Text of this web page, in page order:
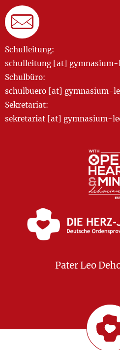
Schulleitung:
schulleitung [at]
Schulbüro:
schulbuero [at] gymnasium-
Sekretariat:
sekretariat [at] gymnasium-
Pater Leo